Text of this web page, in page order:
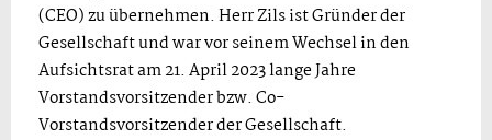
(CEO) zu übernehmen. Herr Zils ist Gründer der
Gesellschaft und war vor seinem Wechsel in den
Aufsichtsrat am 21. April 2023 lange Jahre
Vorstandsvorsitzender bzw. Co-
Vorstandsvorsitzender der Gesellschaft.